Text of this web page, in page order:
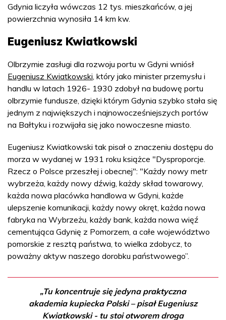
Gdynia liczyła wówczas 12 tys. mieszkańców, a jej
powierzchnia wynosiła 14 km kw.
Eugeniusz Kwiatkowski
Olbrzymie zasługi dla rozwoju portu w Gdyni wniósł
Eugeniusz Kwiatkowski , który jako minister przemysłu i
handlu w latach 1926- 1930 zdobył na budowę portu
olbrzymie fundusze, dzięki którym Gdynia szybko stała się
jednym z największych i najnowocześniejszych portów
na Bałtyku i rozwijała się jako nowoczesne miasto.
Eugeniusz Kwiatkowski tak pisał o znaczeniu dostępu do
morza w wydanej w 1931 roku książce "Dysproporcje.
Rzecz o Polsce przeszłej i obecnej": "Każdy nowy metr
wybrzeża, każdy nowy dźwig, każdy skład towarowy,
każda nowa placówka handlowa w Gdyni, każde
ulepszenie komunikacji, każdy nowy okręt, każda nowa
fabryka na Wybrzeżu, każdy bank, każda nowa więź
cementująca Gdynię z Pomorzem, a całe województwo
pomorskie z resztą państwa, to wielka zdobycz, to
poważny aktyw naszego dorobku państwowego”.
„Tu koncentruje się jedyna praktyczna
akademia kupiecka Polski – pisał Eugeniusz
Kwiatkowski - tu stoi otworem droga